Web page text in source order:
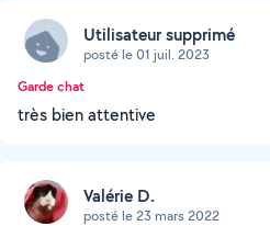
Utilisateur supprimé
posté le 01 juil. 2023
Garde chat
très bien attentive
Valérie D.
posté le 23 mars 2022